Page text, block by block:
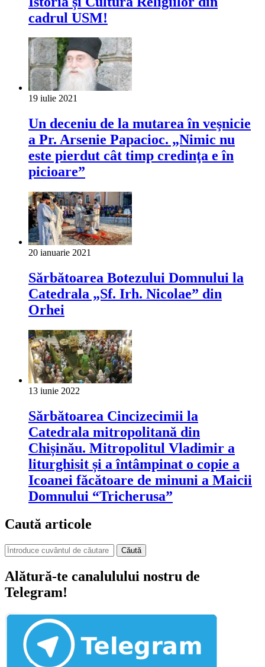
cadrul USM!
19 iulie 2021
Un deceniu de la mutarea în veşnicie
a Pr. Arsenie Papacioc. „Nimic nu
este pierdut cât timp credinţa e în
picioare”
20 ianuarie 2021
Sărbătoarea Botezului Domnului la
Catedrala „Sf. Irh. Nicolae” din
Orhei
13 iunie 2022
Sărbătoarea Cincizecimii la
Catedrala mitropolitană din
Chișinău. Mitropolitul Vladimir a
liturghisit și a întâmpinat o copie a
Icoanei făcătoare de minuni a Maicii
Domnului “Tricherusa”
Caută articole
Căută
Alătură-te canalulului nostru de
Telegram!